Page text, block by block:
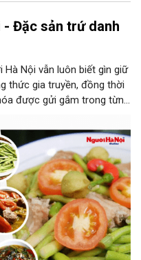
- Đặc sản trứ danh
Nội vẫn luôn biết gìn giữ
thức gia truyền, đồng thời
được gửi gắm trong từng
ăn như thế.